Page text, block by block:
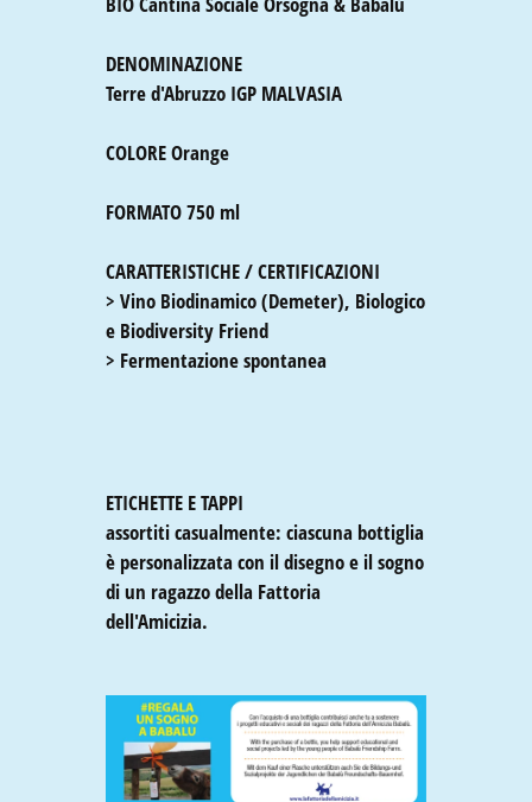
Terre d'Abruzzo IGP MALVASIA
COLORE Orange
FORMATO 750 ml
CARATTERISTICHE / CERTIFICAZIONI
> Vino Biodinamico (Demeter), Biologico
e Biodiversity Friend
> Fermentazione spontanea
assortiti casualmente: ciascuna bottiglia
è personalizzata con il disegno e il sogno
di un ragazzo della Fattoria
dell'Amicizia.